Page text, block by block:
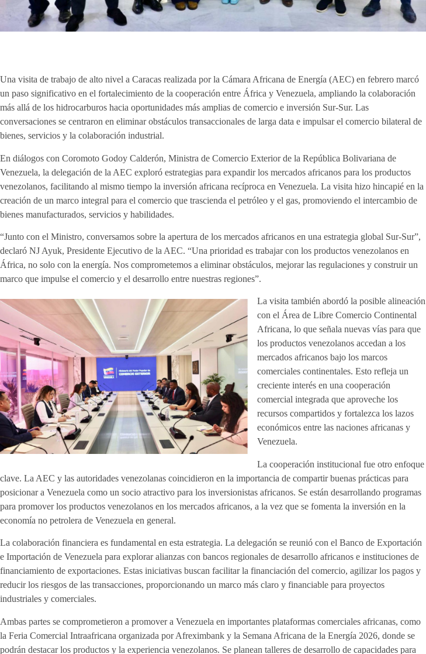
Una visita de trabajo de alto nivel a Caracas realizada por la Cámara Africana de Energía (AEC) en febrero marcó
un paso significativo en el fortalecimiento de la cooperación entre África y Venezuela, ampliando la colaboración
más allá de los hidrocarburos hacia oportunidades más amplias de comercio e inversión Sur-Sur. Las
conversaciones se centraron en eliminar obstáculos transaccionales de larga data e impulsar el comercio bilateral de
bienes, servicios y la colaboración industrial.
En diálogos con Coromoto Godoy Calderón, Ministra de Comercio Exterior de la República Bolivariana de
Venezuela, la delegación de la AEC exploró estrategias para expandir los mercados africanos para los productos
venezolanos, facilitando al mismo tiempo la inversión africana recíproca en Venezuela. La visita hizo hincapié en la
creación de un marco integral para el comercio que trascienda el petróleo y el gas, promoviendo el intercambio de
bienes manufacturados, servicios y habilidades.
“Junto con el Ministro, conversamos sobre la apertura de los mercados africanos en una estrategia global Sur-Sur”,
declaró NJ Ayuk, Presidente Ejecutivo de la AEC. “Una prioridad es trabajar con los productos venezolanos en
África, no solo con la energía. Nos comprometemos a eliminar obstáculos, mejorar las regulaciones y construir un
marco que impulse el comercio y el desarrollo entre nuestras regiones”.
La visita también abordó la posible alineación
con el Área de Libre Comercio Continental
Africana, lo que señala nuevas vías para que
los productos venezolanos accedan a los
mercados africanos bajo los marcos
comerciales continentales. Esto refleja un
creciente interés en una cooperación
comercial integrada que aproveche los
recursos compartidos y fortalezca los lazos
económicos entre las naciones africanas y
Venezuela.
La cooperación institucional fue otro enfoque
clave. La AEC y las autoridades venezolanas coincidieron en la importancia de compartir buenas prácticas para
posicionar a Venezuela como un socio atractivo para los inversionistas africanos. Se están desarrollando programas
para promover los productos venezolanos en los mercados africanos, a la vez que se fomenta la inversión en la
economía no petrolera de Venezuela en general.
La colaboración financiera es fundamental en esta estrategia. La delegación se reunió con el Banco de Exportación
e Importación de Venezuela para explorar alianzas con bancos regionales de desarrollo africanos e instituciones de
financiamiento de exportaciones. Estas iniciativas buscan facilitar la financiación del comercio, agilizar los pagos y
reducir los riesgos de las transacciones, proporcionando un marco más claro y financiable para proyectos
industriales y comerciales.
Ambas partes se comprometieron a promover a Venezuela en importantes plataformas comerciales africanas, como
la Feria Comercial Intraafricana organizada por Afreximbank y la Semana Africana de la Energía 2026, donde se
podrán destacar los productos y la experiencia venezolanos. Se planean talleres de desarrollo de capacidades para